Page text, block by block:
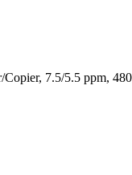
7.5/5.5 ppm,